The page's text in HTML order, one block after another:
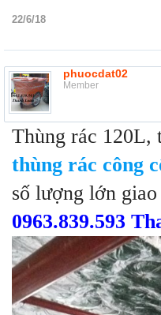
22/6/18
phuocdat02
Member
Thùng rác 120L,
thùng rác công
số lượng lớn
0963.839.593